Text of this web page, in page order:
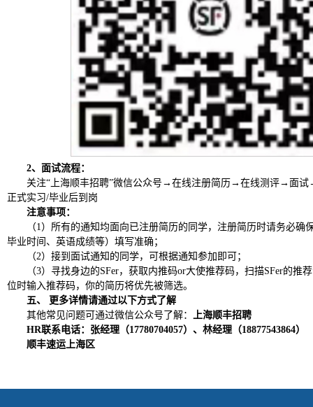
2、 面试流程：
关注“上海顺丰招聘”微信公众号→在线注册简历→在线测评→面
正式实习/毕业后到岗
注意事项：
（1）所有的通知均面向已注册简历的同学，注册简历时请务必确
毕业时间、英语成绩等）填写准确；
（2）接到面试通知的同学，可根据通知参加即可；
（3）寻找身边的SFer，获取内推码or大使推荐码，扫描SFer的推
位时输入推荐码，你的简历将优先被筛选。
五、
更多详情请通过以下方式了解
其他常见问题可 通过微信公众号了解： 上海顺丰招聘
HR联系电话：张经理（17780704057）、林经理（18877543864）
顺丰速运上海区